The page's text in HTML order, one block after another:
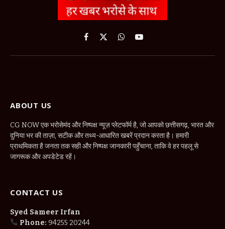
Facebook
X
WhatsApp
YouTube
ABOUT US
CG NOW एक भरोसेमंद और निष्पक्ष न्यूज़ प्लेटफॉर्म है, जो आपको छत्तीसगढ़, भारत और
दुनिया भर की ताज़ा, सटीक और तथ्य-आधारित खबरें प्रदान करता है। हमारी
प्राथमिकता है जनता तक सही और निष्पक्ष जानकारी पहुँचाना, ताकि वे हर पहलू से
जागरूक और अपडेटेड रहें।
CONTACT US
Syed Sameer Irfan
Phone: 94255 20244